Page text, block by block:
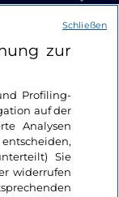
zur
Profiling-
auf der
Analysen
Sie
widerrufen
Schließen